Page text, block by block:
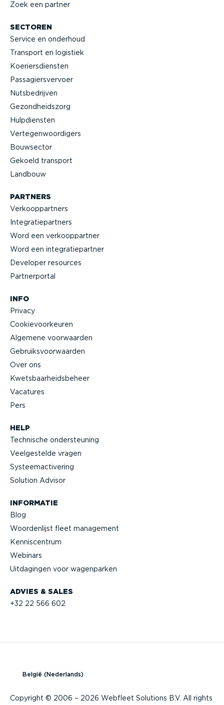
Zoek een partner
SECTOREN
Service en onderhoud
Transport en logistiek
Koeriers­diensten
Passa­giers­vervoer
Nutsbe­drijven
Gezond­heidszorg
Hulpdiensten
Verte­gen­woor­digers
Bouwsector
Gekoeld transport
Landbouw
ADVIES & SALES
+32 22 566 602
HELP
Technische onder­steuning
Veelge­stelde vragen
Systeem­ac­ti­vering
Solution Advisor
INFORMATIE
Blog
Woorden­lijst fleet management
Kennis­centrum
Webinars
Uitdagingen voor wagenparken
PARTNERS
Verkoop­partners
Integra­tie­partners
Word een verkoop­partner
Word een integra­tie­partner
Developer resources
Partner­portal
INFO
Privacy
Cookie­voor­keuren
Algemene voorwaarden
Gebruiks­voor­waarden
Over ons
Kwets­baar­heids­beheer
Vacatures
Pers
Copyright © 2006 – 2026 Webfleet Solutions B.V. All rights
België (Nederlands)